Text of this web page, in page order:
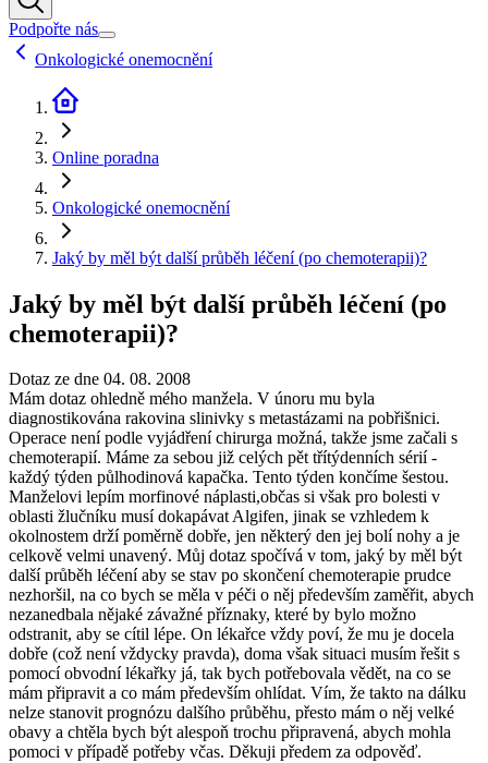
Podpořte nás
Onkologické onemocnění
Online poradna
Onkologické onemocnění
Jaký by měl být další průběh léčení (po chemoterapii)?
Jaký by měl být další průběh léčení (po
chemoterapii)?
Dotaz ze dne 04. 08. 2008
Mám dotaz ohledně mého manžela. V únoru mu byla
diagnostikována rakovina slinivky s metastázami na pobřišnici.
Operace není podle vyjádření chirurga možná, takže jsme začali s
chemoterapií. Máme za sebou již celých pět třítýdenních sérií -
každý týden půlhodinová kapačka. Tento týden končíme šestou.
Manželovi lepím morfinové náplasti,občas si však pro bolesti v
oblasti žlučníku musí dokapávat Algifen, jinak se vzhledem k
okolnostem drží poměrně dobře, jen některý den jej bolí nohy a je
celkově velmi unavený. Můj dotaz spočívá v tom, jaký by měl být
další průběh léčení aby se stav po skončení chemoterapie prudce
nezhoršil, na co bych se měla v péči o něj především zaměřit, abych
nezanedbala nějaké závažné příznaky, které by bylo možno
odstranit, aby se cítil lépe. On lékařce vždy poví, že mu je docela
dobře (což není vždycky pravda), doma však situaci musím řešit s
pomocí obvodní lékařky já, tak bych potřebovala vědět, na co se
mám připravit a co mám především ohlídat. Vím, že takto na dálku
nelze stanovit prognózu dalšího průběhu, přesto mám o něj velké
obavy a chtěla bych být alespoň trochu připravená, abych mohla
pomoci v případě potřeby včas. Děkuji předem za odpověď.